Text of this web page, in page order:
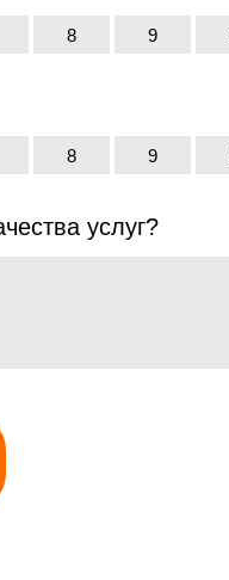
8 9
8 9
услуг?